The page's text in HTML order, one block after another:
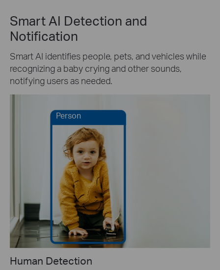
Smart AI Detection and
Notification
Smart AI identifies people, pets, and vehicles while
recognizing a baby crying and other sounds,
notifying users as needed.
Person
Human Detection